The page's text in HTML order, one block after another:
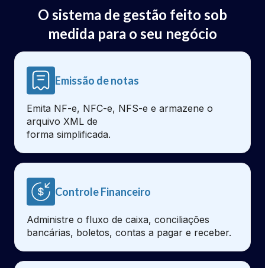
O sistema de gestão feito sob
medida para o seu negócio
Emissão de notas
Emita NF-e, NFC-e, NFS-e e armazene o
arquivo XML de
forma simplificada.
Controle Financeiro
Administre o fluxo de caixa, conciliações
bancárias, boletos, contas a pagar e receber.